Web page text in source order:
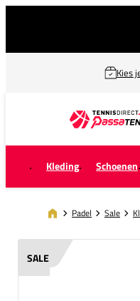
Kies
Kleding Schoenen
Padel Sale
SALE